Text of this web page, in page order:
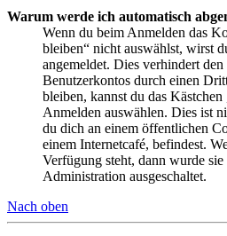
Warum werde ich automatisch
Wenn du beim Anmelden das
bleiben“ nicht auswählst, wirst
angemeldet. Dies verhindert
Benutzerkontos durch einen
bleiben, kannst du das
Anmelden auswählen. Dies ist
du dich an einem öffentlichen
einem Internetcafé, befindest.
Verfügung steht, dann wurde
Administration ausgeschaltet.
Nach oben